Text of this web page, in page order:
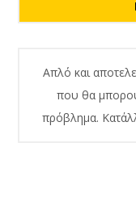
Απλό και
που θα
πρόβλημα.